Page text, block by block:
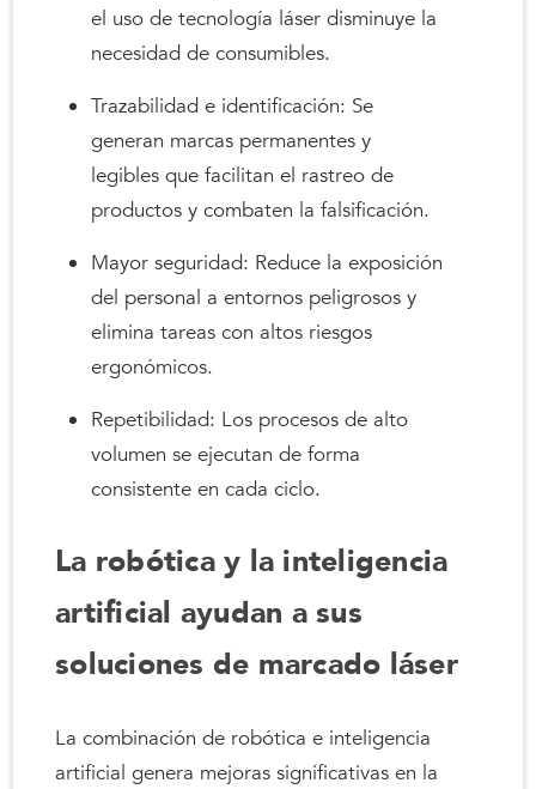
el uso de tecnología láser disminuye la
necesidad de consumibles.
Trazabilidad e identificación: Se
generan marcas permanentes y
legibles que facilitan el rastreo de
productos y combaten la falsificación.
Mayor seguridad: Reduce la exposición
del personal a entornos peligrosos y
elimina tareas con altos riesgos
ergonómicos.
Repetibilidad: Los procesos de alto
volumen se ejecutan de forma
consistente en cada ciclo.
La robótica y la inteligencia
artificial ayudan a sus
soluciones de marcado láser
La combinación de robótica e inteligencia
artificial genera mejoras significativas en la